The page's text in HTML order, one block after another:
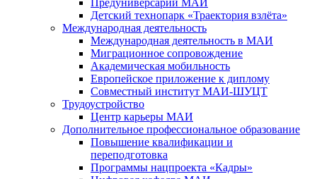
Предуниверсарий МАИ
Детский технопарк «Траектория взлёта»
Международная деятельность
Международная деятельность в МАИ
Миграционное сопровождение
Академическая мобильность
Европейское приложение к диплому
Совместный институт МАИ-ШУЦТ
Трудоустройство
Центр карьеры МАИ
Дополнительное профессиональное образование
Повышение квалификации и
переподготовка
Программы нацпроекта «Кадры»